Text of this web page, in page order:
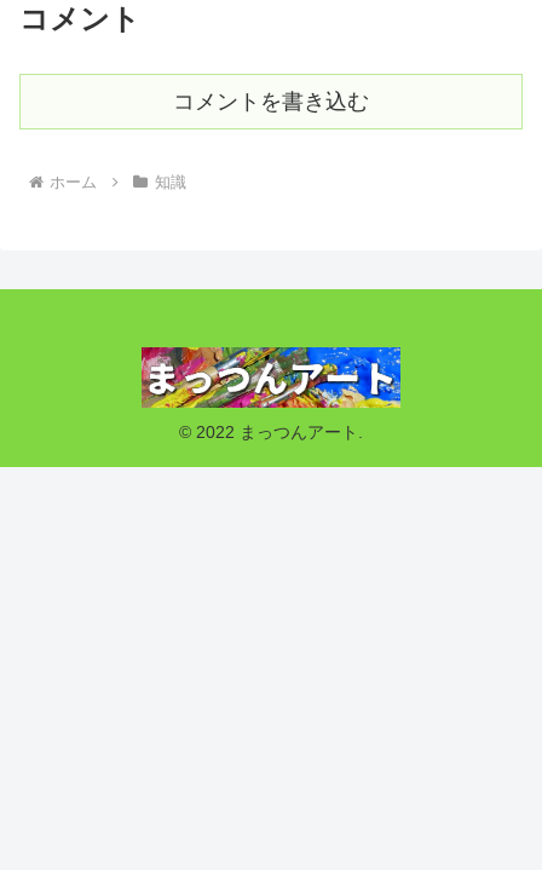
コメント
コメントを書き込む
ホーム 知識
© 2022 まっつんアート.